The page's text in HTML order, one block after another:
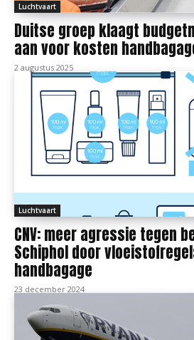
Luchtvaart
Duitse groep klaagt
aan voor kosten
2 augustus 2025
Luchtvaart
CNV: meer agressie tegen
Schiphol door
handbagage
23 december 2024